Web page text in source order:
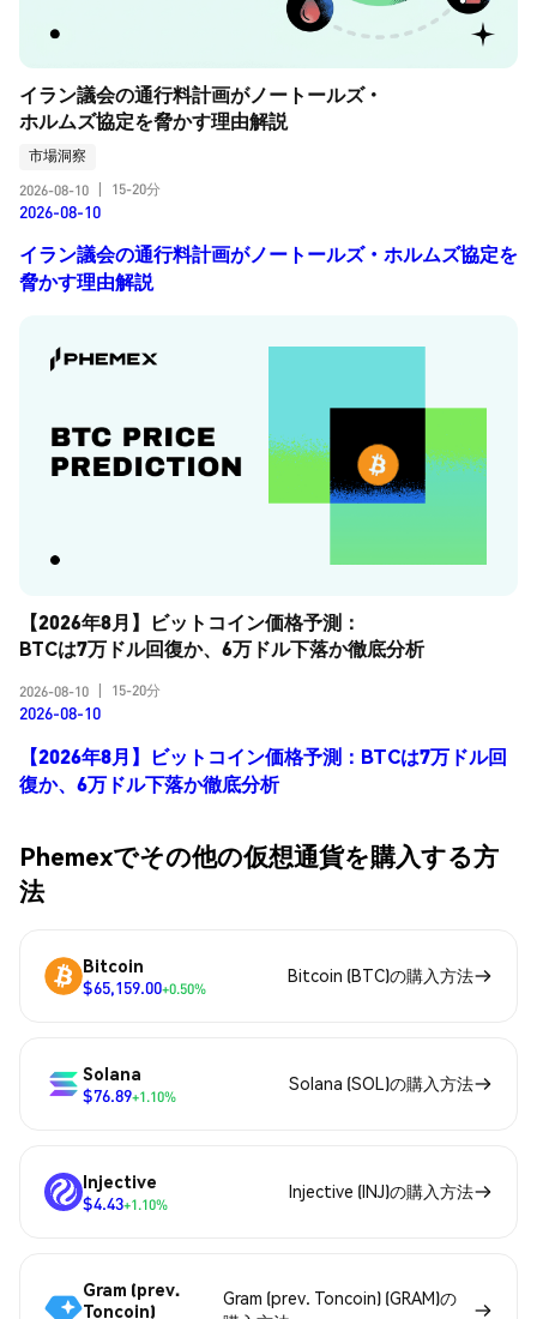
イラン議会の通行料計画がノートールズ・
ホルムズ協定を脅かす理由解説
市場洞察
2026-08-10
15-20分
2026-08-10
イラン議会の通行料計画がノートールズ・ホルムズ協定を
脅かす理由解説
【2026年8月】ビットコイン価格予測：
BTCは7万ドル回復か、6万ドル下落か徹底分析
2026-08-10 15-20分
2026-08-10
【2026年8月】ビットコイン価格予測：BTCは7万ドル回
復か、6万ドル下落か徹底分析
Phemexでその他の仮想通貨を購入する方
法
Bitcoin
$65,159.00+0.50%
Bitcoin (BTC)の購入方法
Solana
$76.89+1.10%
Solana (SOL)の購入方法
Injective
$4.43+1.10%
Injective (INJ)の購入方法
Gram (prev.
Toncoin)
Gram (prev. Toncoin) (GRAM)の